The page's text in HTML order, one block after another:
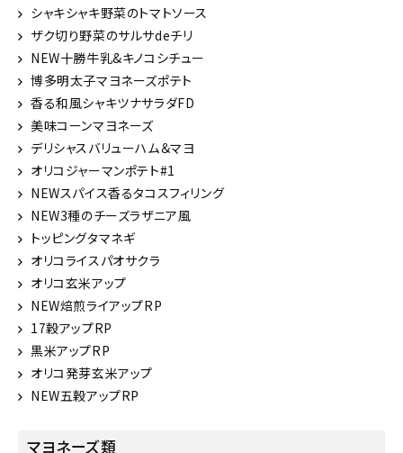
シャキシャキ野菜のトマトソース
ザク切り野菜のサルサdeチリ
NEW十勝牛乳&キノコシチュー
博多明太子マヨネーズポテト
香る和風シャキツナサラダFD
美味コーンマヨネーズ
デリシャスバリューハム＆マヨ
オリコジャーマンポテト#1
NEWスパイス香るタコスフィリング
NEW3種のチーズラザニア風
トッピングタマネギ
オリコライスパオサクラ
オリコ玄米アップ
NEW焙煎ライアップRP
17穀アップRP
黒米アップRP
オリコ発芽玄米アップ
NEW五穀アップRP
マヨネーズ類